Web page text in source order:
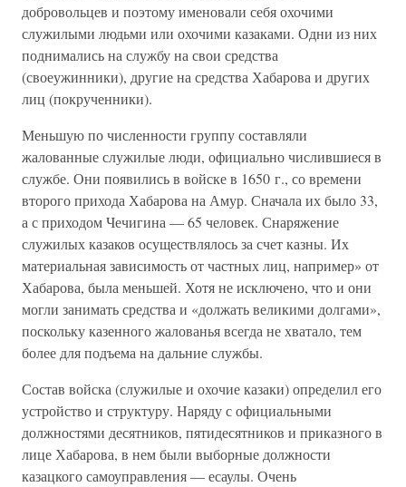
добровольцев и поэтому именовали себя охочими
служилыми людьми или охочими казаками. Одни из них
поднимались на службу на свои средства
(своеужинники), другие на средства Хабарова и других
лиц (покрученники).
Меньшую по численности группу составляли
жалованные служилые люди, официально числившиеся в
службе. Они появились в войске в 1650 г., со времени
второго прихода Хабарова на Амур. Сначала их было 33,
а с приходом Чечигина — 65 человек. Снаряжение
служилых казаков осуществлялось за счет казны. Их
материальная зависимость от частных лиц, например» от
Хабарова, была меньшей. Хотя не исключено, что и они
могли занимать средства и «должать великими долгами»,
поскольку казенного жалованья всегда не хватало, тем
более для подъема на дальние службы.
Состав войска (служилые и охочие казаки) определил его
устройство и структуру. Наряду с официальными
должностями десятников, пятидесятников и приказного в
лице Хабарова, в нем были выборные должности
казацкого самоуправления — есаулы. Очень